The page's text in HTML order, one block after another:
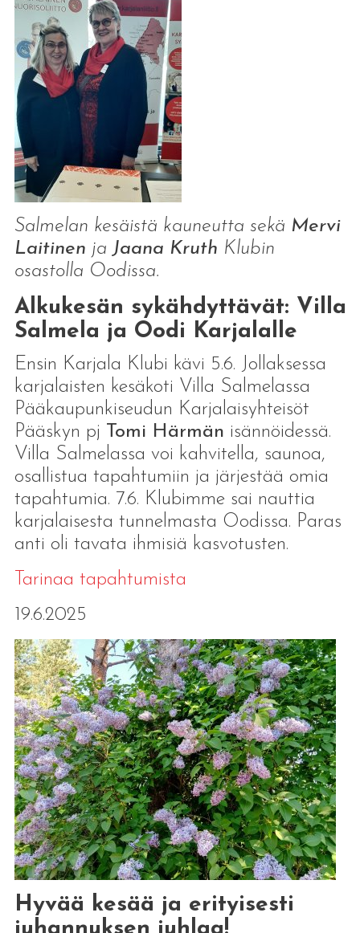
Salmelan kesäistä kauneutta sekä Mervi
Laitinen ja Jaana Kruth Klubin
osastolla Oodissa.
Alkukesän sykähdyttävät: Villa
Salmela ja Oodi Karjalalle
Ensin Karjala Klubi kävi 5.6. Jollaksessa
karjalaisten kesäkoti Villa Salmelassa
Pääkaupunkiseudun Karjalaisyhteisöt
Pääskyn pj Tomi Härmän isännöidessä.
Villa Salmelassa voi kahvitella, saunoa,
osallistua tapahtumiin ja järjestää omia
tapahtumia. 7.6. Klubimme sai nauttia
karjalaisesta tunnelmasta Oodissa. Paras
anti oli tavata ihmisiä kasvotusten.
Tarinaa tapahtumista
19.6.2025
Hyvää kesää ja erityisesti